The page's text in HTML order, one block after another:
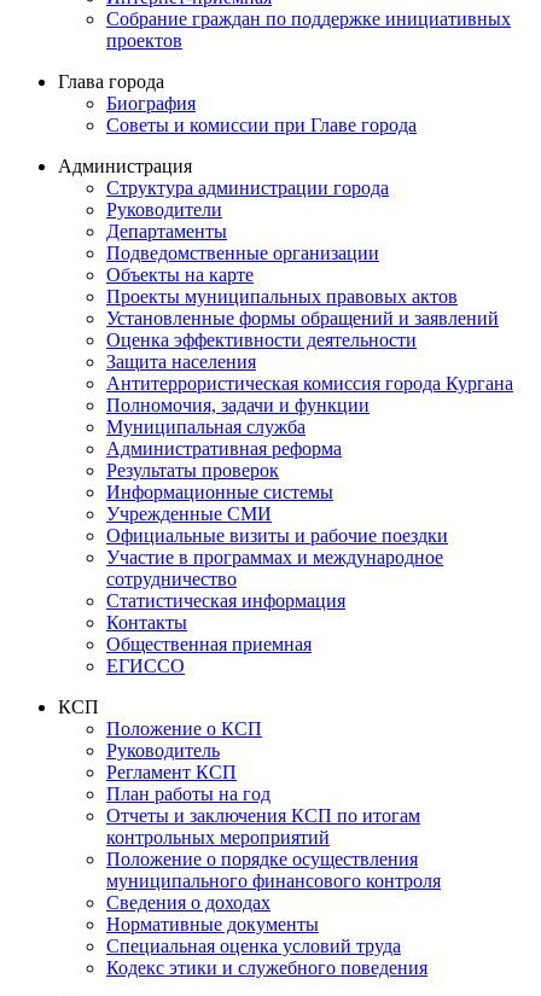
Собрание граждан по поддержке инициативных
проектов
Глава города
Биография
Советы и комиссии при Главе города
Администрация
Структура администрации города
Руководители
Департаменты
Подведомственные организации
Объекты на карте
Проекты муниципальных правовых актов
Установленные формы обращений и заявлений
Оценка эффективности деятельности
Защита населения
Антитеррористическая комиссия города Кургана
Полномочия, задачи и функции
Муниципальная служба
Административная реформа
Результаты проверок
Информационные системы
Учрежденные СМИ
Официальные визиты и рабочие поездки
Участие в программах и международное
сотрудничество
Статистическая информация
Контакты
Общественная приемная
ЕГИССО
КСП
Положение о КСП
Руководитель
Регламент КСП
План работы на год
Отчеты и заключения КСП по итогам
контрольных мероприятий
Положение о порядке осуществления
муниципального финансового контроля
Сведения о доходах
Нормативные документы
Специальная оценка условий труда
Кодекс этики и служебного поведения